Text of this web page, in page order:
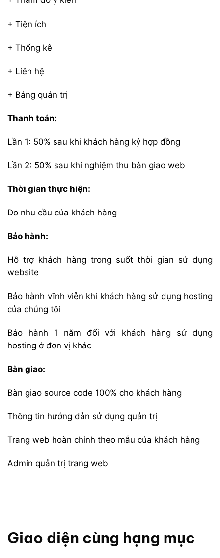
+ Tiện ích
+ Thống kê
+ Liên hệ
+ Bảng quản trị
Thanh toán:
Lần 1: 50% sau khi khách hàng ký hợp đồng
Lần 2: 50% sau khi nghiệm thu bàn giao web
Thời gian thực hiện:
Do nhu cầu của khách hàng
Bảo hành:
Hỗ trợ khách hàng trong suốt thời gian sử dụng
website
Bảo hành vĩnh viễn khi khách hàng sử dụng hosting
của chúng tôi
Bảo hành 1 năm đối với khách hàng sử dụng
hosting ở đơn vị khác
Bàn giao:
Bàn giao source code 100% cho khách hàng
Thông tin hướng dẫn sử dụng quản trị
Trang web hoàn chỉnh theo mẫu của khách hàng
Admin quản trị trang web
Giao diện cùng hạng mục